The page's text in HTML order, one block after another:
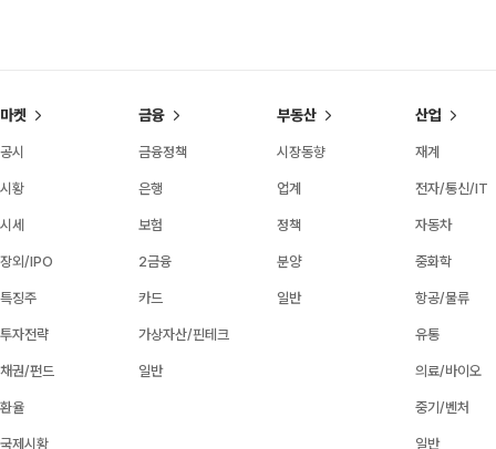
마켓
공시
시황
시세
장외/IPO
특징주
투자전략
채권/펀드
환율
국제시황
금융
금융정책
은행
보험
2금융
카드
가상자산/핀테크
일반
부동산
시장동향
업계
정책
분양
일반
산업
재계
전자/통신/IT
자동차
중화학
항공/물류
유통
의료/바이오
중기/벤처
일반